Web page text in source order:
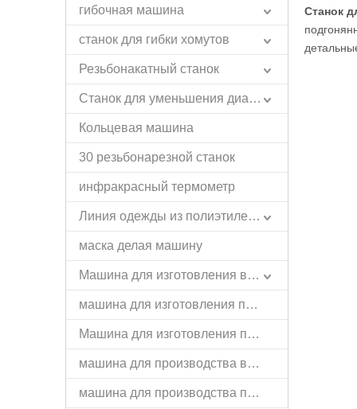
гибочная машина
станок для гибки хомутов
Резьбонакатный станок
Станок для уменьшения диаметра
Кольцевая машина
30 резьбонарезной станок
инфракрасный термометр
Линия одежды из полиэтилена и пластика
маска делая машину
Машина для изготовления вешалок
машина для изготовления пружин
Машина для изготовления пряжек
машина для производства валиков
машина для производства проволоки
Станок